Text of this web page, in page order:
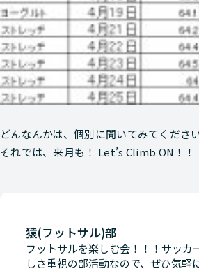
どんなんかは、個別に聞いてみてくださ
それでは、来月も！ Let’s Climb ON！！
猿(フットサル)部
フットサルを楽しむ会！！！サッ
しさ重視の部活動なので、ぜひ気軽